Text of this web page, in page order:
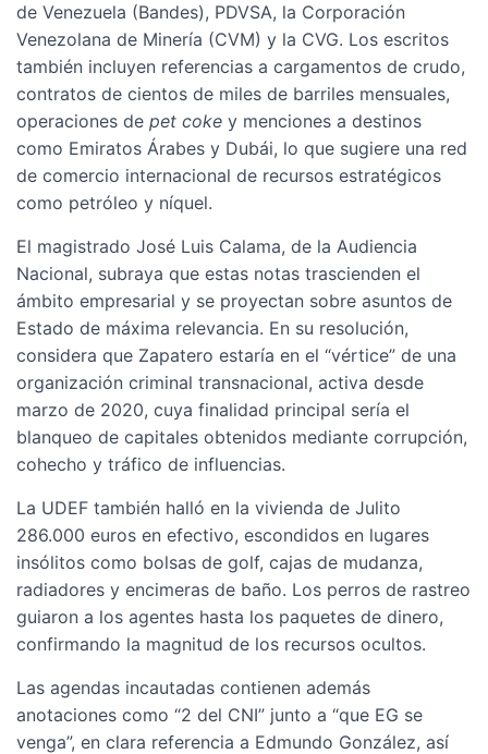
de Venezuela (Bandes), PDVSA, la Corporación
Venezolana de Minería (CVM) y la CVG. Los escritos
también incluyen referencias a cargamentos de crudo,
contratos de cientos de miles de barriles mensuales,
operaciones de pet coke y menciones a destinos
como Emiratos Árabes y Dubái, lo que sugiere una red
de comercio internacional de recursos estratégicos
como petróleo y níquel.
El magistrado José Luis Calama, de la Audiencia
Nacional, subraya que estas notas trascienden el
ámbito empresarial y se proyectan sobre asuntos de
Estado de máxima relevancia. En su resolución,
considera que Zapatero estaría en el “vértice” de una
organización criminal transnacional, activa desde
marzo de 2020, cuya finalidad principal sería el
blanqueo de capitales obtenidos mediante corrupción,
cohecho y tráfico de influencias.
La UDEF también halló en la vivienda de Julito
286.000 euros en efectivo, escondidos en lugares
insólitos como bolsas de golf, cajas de mudanza,
radiadores y encimeras de baño. Los perros de rastreo
guiaron a los agentes hasta los paquetes de dinero,
confirmando la magnitud de los recursos ocultos.
Las agendas incautadas contienen además
anotaciones como “2 del CNI” junto a “que EG se
venga”, en clara referencia a Edmundo González, así